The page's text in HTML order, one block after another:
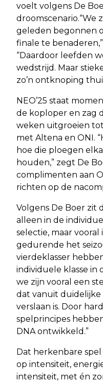
voelt volgens De
droomscenario.“We
geleden begonnen
finale te
“Daardoor leefden
wedstrijd. Maar
zo’n ontknoping
NEO’25 staat
de koploper en zag
weken uitgroeien
met Altena en ONI.
hoe die ploegen
houden,” zegt De
complimenten aan
richten op de
Volgens De Boer zit
alleen in de
selectie, maar
gedurende het
vierdeklasser
individuele klasse in
we zijn vooral een
dat vanuit duidelijke
verslaan is. Door
spelprincipes
DNA ontwikkeld.”
Dat herkenbare spel
op intensiteit,
intensiteit, met én